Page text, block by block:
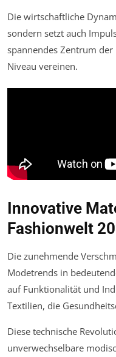
Die wirtschaftliche
sondern setzt auch
spannendes Zentrum
Niveau vereinen.
Innovative
Fashionwelt
Die zunehmende
Modetrends in
auf Funktionalität und
Textilien, die
Diese technische
unverwechselbare